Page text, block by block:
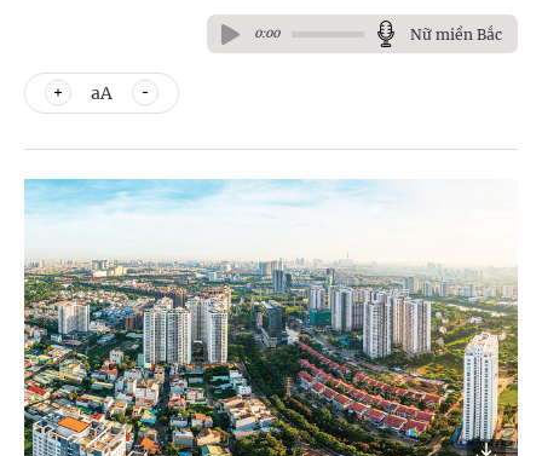
0:00 Nữ miền Bắc
aA